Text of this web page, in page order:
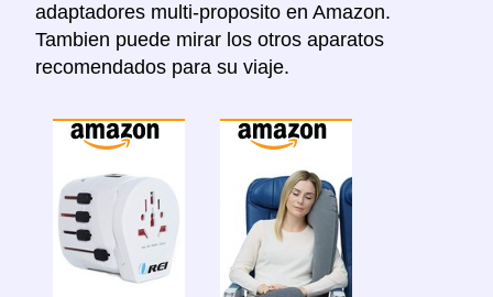
adaptadores multi-proposito en Amazon.
Tambien puede mirar los otros aparatos
recomendados para su viaje.